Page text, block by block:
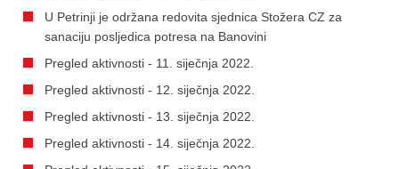
U Petrinji je održana redovita sjednica Stožera CZ za
sanaciju posljedica potresa na Banovini
Pregled aktivnosti - 11. siječnja 2022.
Pregled aktivnosti - 12. siječnja 2022.
Pregled aktivnosti - 13. siječnja 2022.
Pregled aktivnosti - 14. siječnja 2022.